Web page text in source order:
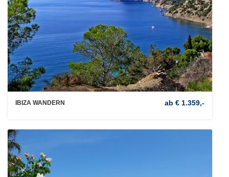
IBIZA WANDERN ab € 1.359,-